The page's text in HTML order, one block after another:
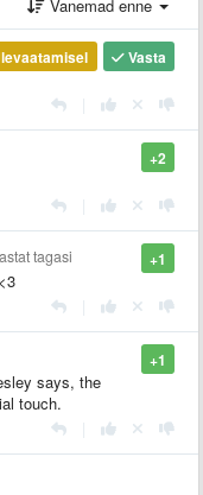
Vanemad enne
Vasta
+2
+1
tagasi
<3
+1
says, the
touch.